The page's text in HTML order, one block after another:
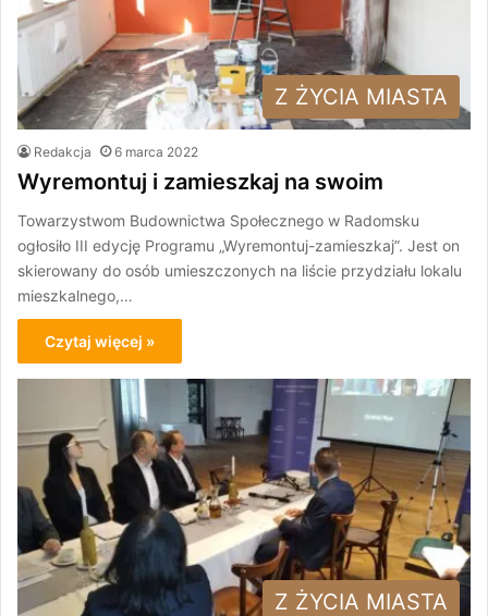
Z ŻYCIA MIASTA
Redakcja 6 marca 2022
Wyremontuj i zamieszkaj na swoim
Towarzystwom Budownictwa Społecznego w Radomsku
ogłosiło III edycję Programu „Wyremontuj-zamieszkaj”. Jest on
skierowany do osób umieszczonych na liście przydziału lokalu
mieszkalnego,…
Czytaj więcej »
Z ŻYCIA MIASTA